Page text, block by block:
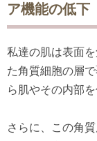
ア機能の低下
私達の肌は表面
た角質細胞の層
ら肌やその内部
さらに、この角